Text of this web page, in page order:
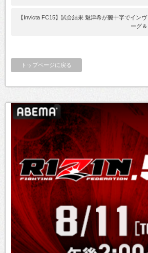
【Invicta FC15】試合結果 魅津希が腕十字でイン
ーグ
トップページに戻る